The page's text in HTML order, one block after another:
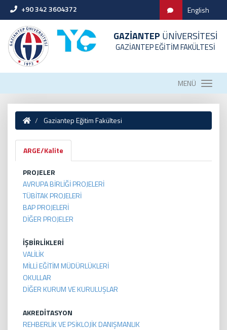
+90 342 3604372 English
GAZİANTEP ÜNİVERSİTESİ
GAZİANTEP EĞİTİM FAKÜLTESİ
MENÜ
Gaziantep Eğitim Fakültesi
ARGE/Kalite
PROJELER
AVRUPA BİRLİĞİ PROJELERİ
TÜBİTAK PROJELERİ
BAP PROJELERİ
DİĞER PROJELER
İŞBİRLİKLERİ
VALİLİK
MİLLİ EĞİTİM MÜDÜRLÜKLERİ
OKULLAR
DİĞER KURUM VE KURULUŞLAR
AKREDİTASYON
REHBERLİK VE PSİKLOJİK DANIŞMANLIK